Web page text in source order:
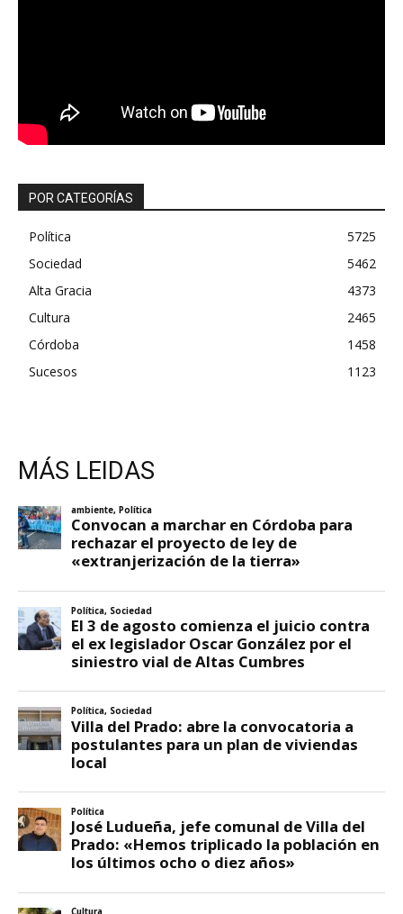
POR CATEGORÍAS
Política
5725
Sociedad
5462
Alta Gracia
4373
Cultura
2465
Córdoba
1458
Sucesos
1123
MÁS LEIDAS